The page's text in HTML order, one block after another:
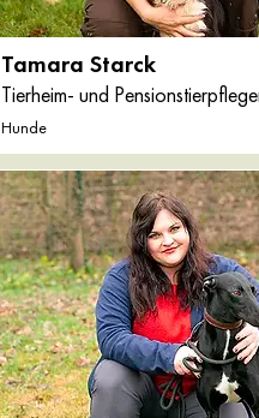
Tamara Starck
Tierheim- und
Hunde